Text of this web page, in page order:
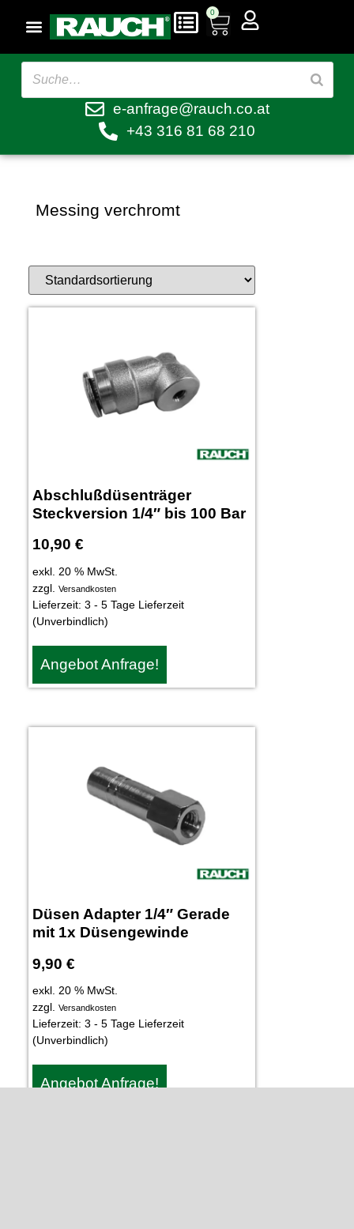
0
e-anfrage@rauch.co.at
+43 316 81 68 210
Messing verchromt
Abschlußdüsenträger
Steckversion 1/4″ bis 100 Bar
10,90 €
exkl. 20 % MwSt.
zzgl.
Versandkosten
Lieferzeit: 3 - 5 Tage Lieferzeit
(Unverbindlich)
Angebot Anfrage!
Düsen Adapter 1/4″ Gerade
mit 1x Düsengewinde
9,90 €
exkl. 20 % MwSt.
zzgl. Versandkosten
Lieferzeit: 3 - 5 Tage Lieferzeit
(Unverbindlich)
Angebot Anfrage!